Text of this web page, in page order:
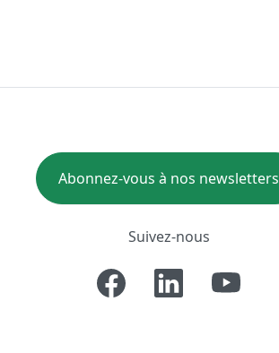
Abonnez-vous à nos newsletters
Suivez-nous